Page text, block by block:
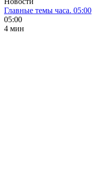
Главные темы часа. 05:00
05:00
4 мин